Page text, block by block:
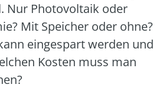
Nur Pho­to­vol­ta­ik oder
Mit Spei­cher oder ohne?
ein­ge­spart wer­den und
Kos­ten muss man